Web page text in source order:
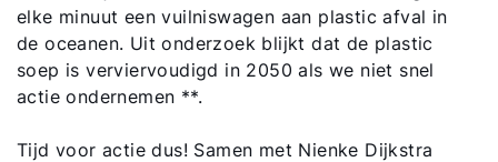
elke minuut een vuilniswagen aan plastic afval in
de oceanen. Uit onderzoek blijkt dat de plastic
soep is verviervoudigd in 2050 als we niet snel
actie ondernemen **.
Tijd voor actie dus! Samen met Nienke Dijkstra
Contactformulier